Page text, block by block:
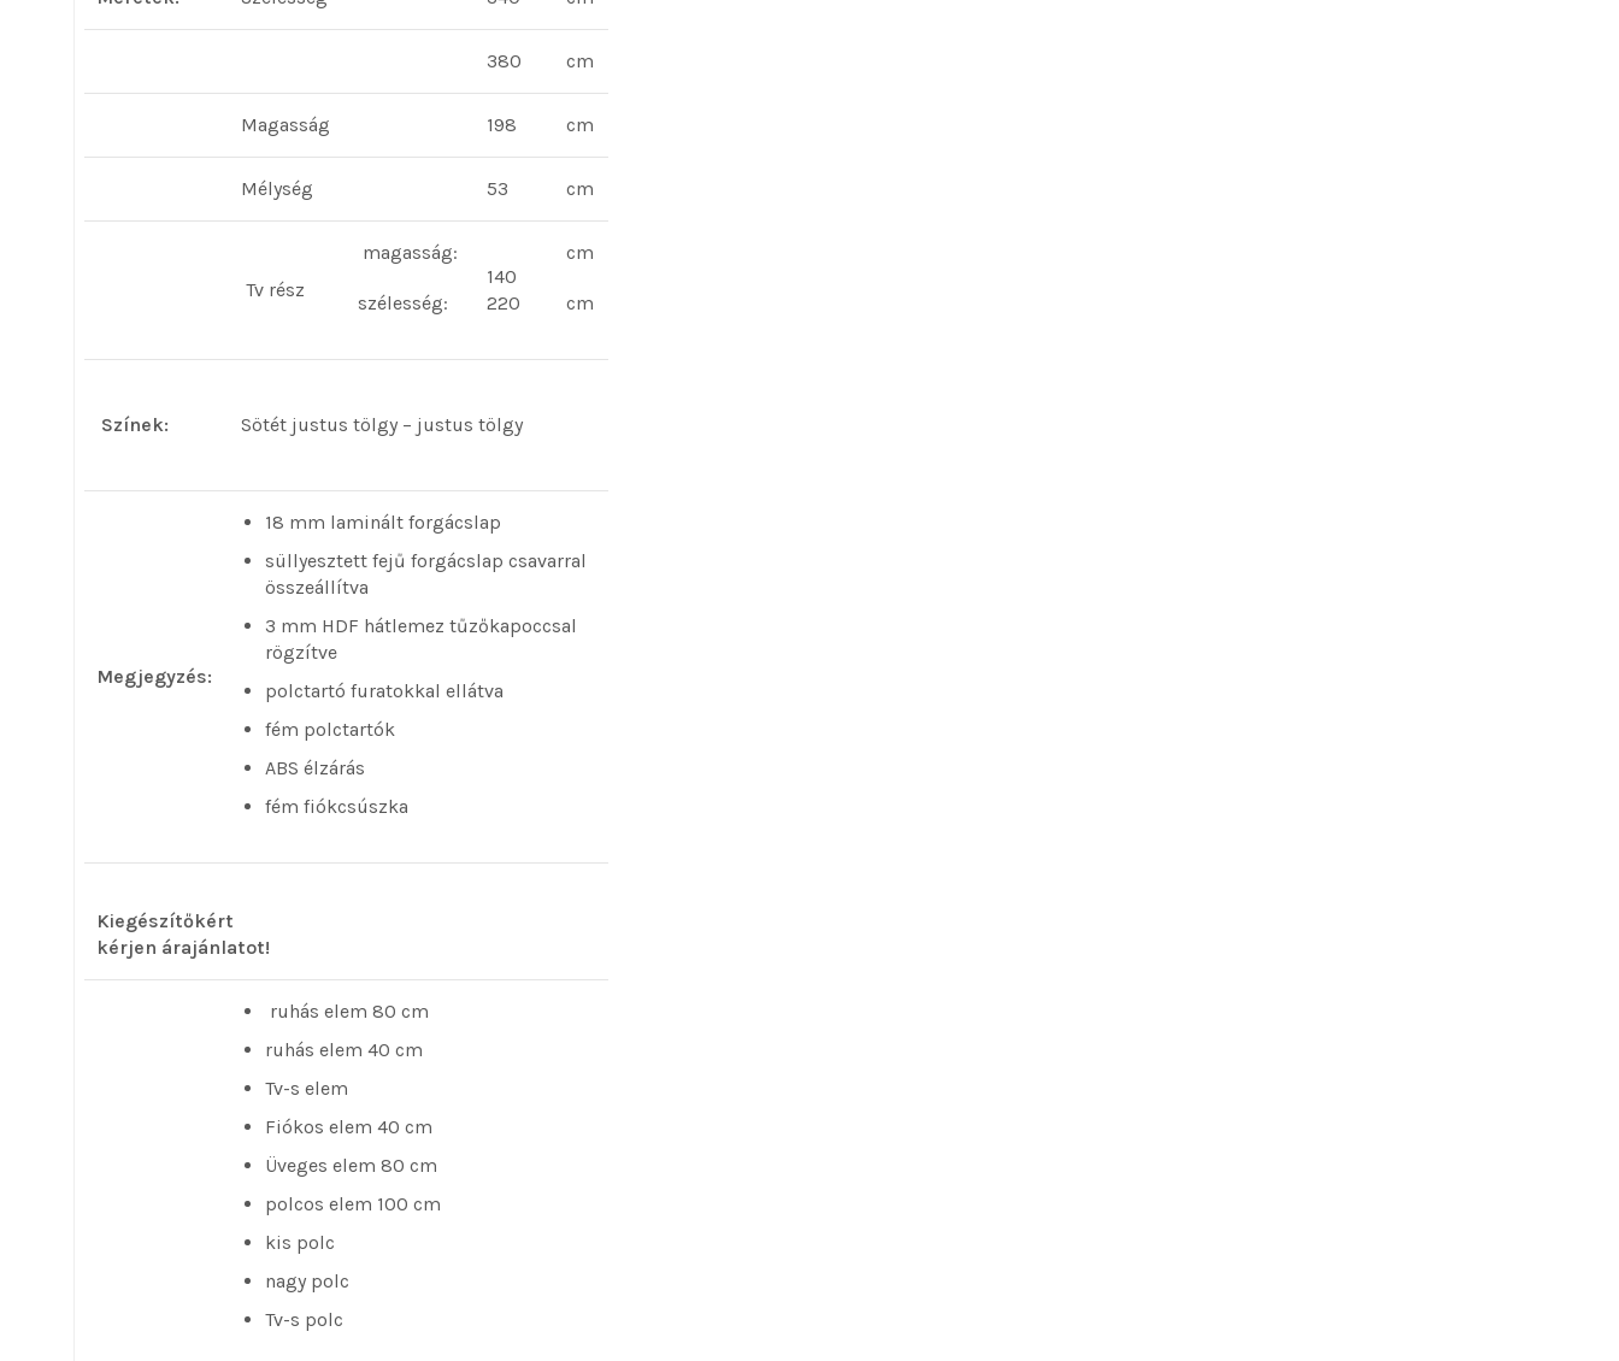
380 cm
Magasság 198 cm
Mélység 53 cm
Tv rész
magasság:
szélesség:
140
220
cm
cm
Színek: Sötét justus tölgy – justus tölgy
Megjegyzés:
18 mm laminált forgácslap
süllyesztett fejű forgácslap csavarral
összeállítva
3 mm HDF hátlemez tűzőkapoccsal
rögzítve
polctartó furatokkal ellátva
fém polctartók
ABS élzárás
fém fiókcsúszka
Kiegészítőkért
kérjen árajánlatot!
ruhás elem 80 cm
ruhás elem 40 cm
Tv-s elem
Fiókos elem 40 cm
Üveges elem 80 cm
polcos elem 100 cm
kis polc
nagy polc
Tv-s polc